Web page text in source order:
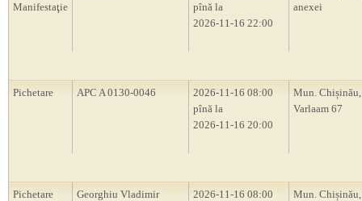
Manifestaţie
pînă la
2026-11-16 22:00
anexei
Pichetare APC A 0130-0046
2026-11-16 08:00
pînă la
2026-11-16 20:00
Mun. Chișinău,
Varlaam 67
Pichetare Georghiu Vladimir
2026-11-16 08:00
Mun.